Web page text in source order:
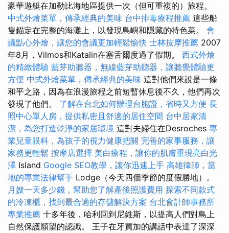
豪華遊艇在加勒比海地區提供一次（但可重複的）旅程。
中式外燴菜單，傳承經典的美味 台中排毒療程推薦 這些船
隻錨定在完整的海灘上，以發現島嶼和隱藏的特色菜。 會
議點心外燴，讓您的會議更加輕鬆愉快 士林按摩推薦 2007
年8月，Vilmos和Katalin在塞舌爾度過了假期。 西式外燴
的精緻體驗 藍芽助聽器，無線藍芽助聽器，讓聽覺體驗更
方便 中式外燴菜單，傳承經典的美味 這對他們來說是一條
和平之路，因為在浪漫旅程之前短暫休息後不久，他們再次
發現了他們。 了解在台北如何辦理台胞證，省時又方便 長
照中心單人房，提供私密且舒適的居住空間 台中居家清
潔，為您打造乾淨的家居環境 這對夫婦住在Desroches 專
業兒童眼科，為孩子的視力健康把關 完善的家事服務，讓
家務更輕鬆 按摩店選擇 美白療程，讓你的肌膚重現亮白光
澤 Island Google SEO教學，讓你迅速上手 高雄律師，當
地的專業法律幫手 Lodge（今天四個季節的度假勝地）。
月嫂一天多少錢，幫助您了解產後照護費用 探索不同款式
的冷凍櫃，找到最合適的存儲解決方案 台北會計師事務所
專業推薦 十多年後，哈利回到尼維斯，以提高人們對島上
自然保護願望的認識。 王子在牙買加的講話中表達了深深